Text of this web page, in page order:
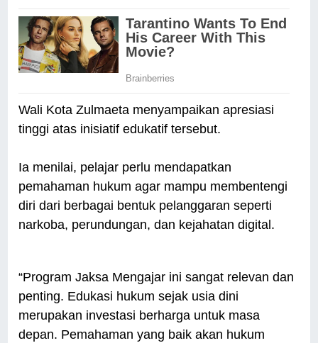
Wali Kota Zulmaeta menyampaikan apresiasi
tinggi atas inisiatif edukatif tersebut.
Ia menilai, pelajar perlu mendapatkan
pemahaman hukum agar mampu membentengi
diri dari berbagai bentuk pelanggaran seperti
narkoba, perundungan, dan kejahatan digital.
“Program Jaksa Mengajar ini sangat relevan dan
penting. Edukasi hukum sejak usia dini
merupakan investasi berharga untuk masa
depan. Pemahaman yang baik akan hukum